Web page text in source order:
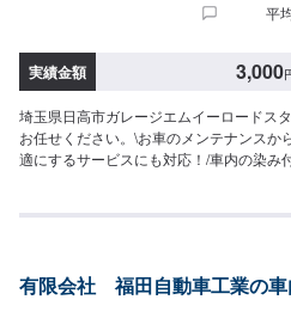
平
実績金額 3,000
埼玉県日高市ガレージエムイーロードス
お任せください。\お車のメンテナンスか
適にするサービスにも対応！/車内の染み
臭器になります！エアコンフィルターな
臭効果を発揮します。✔️一回の施工で嫌
有限会社 福田自動車工業の車